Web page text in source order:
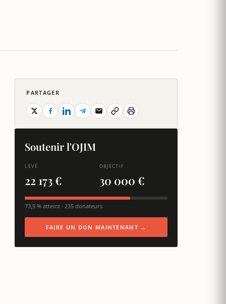
PARTAGER
Soutenir l'OJIM
LEVÉ
22 173 €
OBJECTIF
30 000 €
73,9 % atteint · 235 donateurs
FAIRE UN DON MAINTENANT →